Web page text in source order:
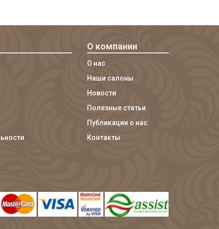
О компании
О нас
Наши салоны
Новости
Полезные статьи
Публикации о нас
Контакты